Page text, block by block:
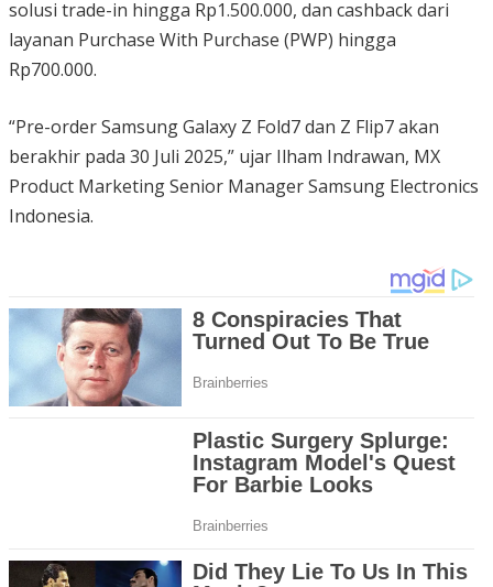
solusi trade-in hingga Rp1.500.000, dan cashback dari
layanan Purchase With Purchase (PWP) hingga
Rp700.000.
“Pre-order Samsung Galaxy Z Fold7 dan Z Flip7 akan
berakhir pada 30 Juli 2025,” ujar Ilham Indrawan, MX
Product Marketing Senior Manager Samsung Electronics
Indonesia.